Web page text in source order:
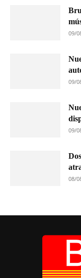
09/
09/
09/
08/